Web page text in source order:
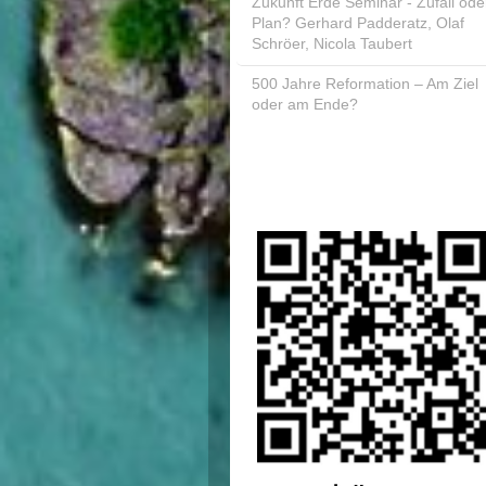
Plan? Gerhard Padderatz, Olaf
Schröer, Nicola Taubert
500 Jahre Reformation – Am Ziel
oder am Ende?